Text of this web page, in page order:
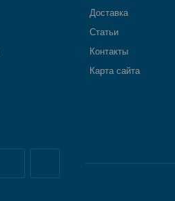
Доставка
Статьи
Контакты
Карта сайта